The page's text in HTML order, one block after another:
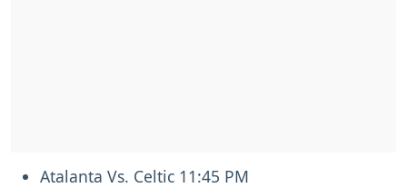
Atalanta Vs. Celtic 11:45 PM